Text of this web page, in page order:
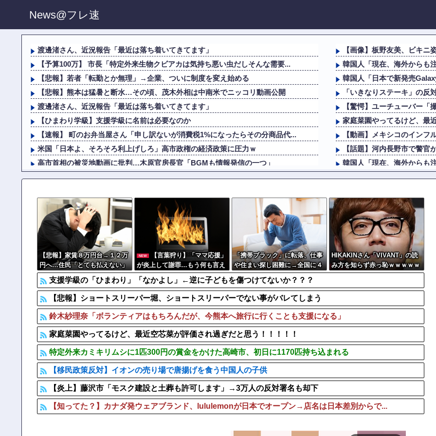
News@フレ速
渡邊渚さん、近況報告「最近は落ち着いてきてます」
【予算100万】 市長「特定外来生物クビアカは気持ち悪い虫だしそんな需要...
【悲報】若者「転勤とか無理」→企業、ついに制度を変え始める
【悲報】熊本は猛暑と断水…その頃、茂木外相は中南米でニッコリ動画公開
渡邊渚さん、近況報告「最近は落ち着いてきてます」
【ひまわり学級】支援学級に名前は必要なのか
【速報】 町のお弁当屋さん「申し訳ないが消費税1%になったらその分商品代...
米国「日本よ、そろそろ利上げしろ」高市政権の経済政策に圧力ｗ
高市首相の被災地動画に批判…木原官房長官「BGMも情報発信の一つ」
NHK職員、番組出演者から性加害→PTSD発症…訴えても放置されていた模...
【画像】 「キム兄」こと芸人・木村祐一さん（63歳）、最新の松本人志さん...
【恐怖】 酒とタバコを愛する日常系女性YouTuber、ガチで体が終わる...
【動画あり】 福岡県柳川市の御当地アイドルだった頃の今田美桜ｗｗｗｗｗ
【画像】板野友美、ビキニ
韓国人「現在、海外からも
韓国人「日本で新発売
「いきなりステーキ」の反
【驚愕】ユーチューバー
家庭菜園やってるけど、最
【動画】メキシコのインフ
【話題】河内長野市で警官
韓国人「現在、海外からも
AI「物の使い方を真剣に間
【どっちがすごい！？】声
株式投資、若年男性の自
【画像】マスパンこと枡田
【画像】ワイ「アルファー
【悲報】家賃８万円台→１２万
円へ…住民「とても払えない」
NEW
【言葉狩り】「ママ応援」
が炎上して謝罪…もう何も言え
ない
「携帯ブラック」に転落、仕事
や住まい探し困難に→全国に４
００万人？生活再建どうすれ
ば…
HIKAKINさん「VIVANT」の読
み方を知らず赤っ恥ｗｗｗｗｗ
ｗｗ
支援学級の「ひまわり」「なかよし」←逆に子どもを傷つけてないか？？？
【悲報】ショートスリーパー堀、ショートスリーパーでない事がバレてしまう
鈴木紗理奈「ボランティアはもちろんだが、今熊本へ旅行に行くことも支援になる」
家庭菜園やってるけど、最近空芯菜が評価され過ぎだと思う！！！！！
特定外来カミキリムシに1匹300円の賞金をかけた高崎市、初日に1170匹持ち込まれる
【移民政策反対】イオンの売り場で唐揚げを食う中国人の子供
【炎上】藤沢市「モスク建設と土葬も許可します」→3万人の反対署名も却下
【知ってた？】カナダ発ウェアブランド、lululemonが日本でオープン→店名は日本差別からで...